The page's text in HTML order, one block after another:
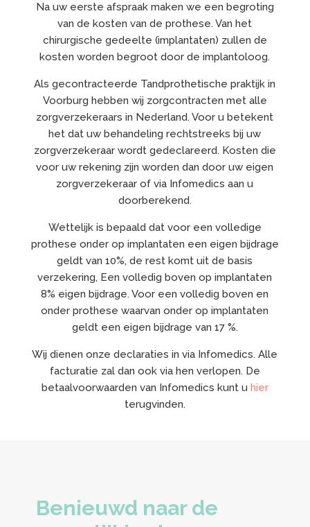
Na uw eerste afspraak maken we een begroting
van de kosten van de prothese. Van het
chirurgische gedeelte (implantaten) zullen de
kosten worden begroot door de implantoloog.
Als gecontracteerde Tandprothetische praktijk in
Voorburg hebben wij zorgcontracten met alle
zorgverzekeraars in Nederland. Voor u betekent
het dat uw behandeling rechtstreeks bij uw
zorgverzekeraar wordt gedeclareerd. Kosten die
voor uw rekening zijn worden dan door uw eigen
zorgverzekeraar of via Infomedics aan u
doorberekend.
Wettelijk is bepaald dat voor een volledige
prothese onder op implantaten een eigen bijdrage
geldt van 10%, de rest komt uit de basis
verzekering, Een volledig boven op implantaten
8% eigen bijdrage. Voor een volledig boven en
onder prothese waarvan onder op implantaten
geldt een eigen bijdrage van 17 %.
Wij dienen onze declaraties in via Infomedics. Alle
facturatie zal dan ook via hen verlopen. De
betaalvoorwaarden van Infomedics kunt u hier
terugvinden.
Benieuwd naar de